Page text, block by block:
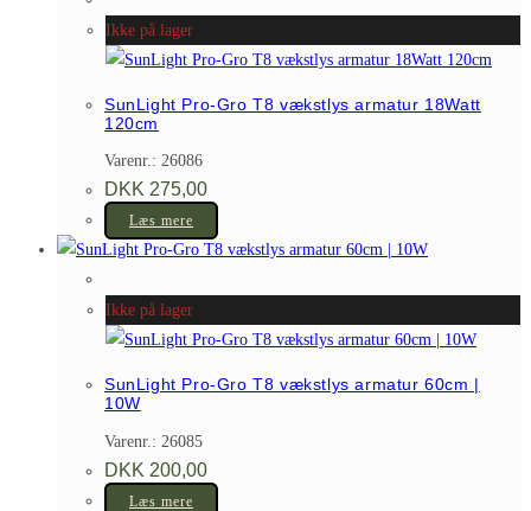
Ikke på lager
SunLight Pro-Gro T8 vækstlys armatur 18Watt
120cm
Varenr.: 26086
DKK 275,00
Læs mere
Ikke på lager
SunLight Pro-Gro T8 vækstlys armatur 60cm |
10W
Varenr.: 26085
DKK 200,00
Læs mere